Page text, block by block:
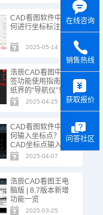
CAD看图软件中如
何进行坐标标注？
2025-05-14
浩辰CAD看图中书
签功能使用指南 | 图
纸界的“导航仪”！
2025-04-25
CAD看图软件中如
何输入坐标点？
CAD坐标点输入技
巧
2025-04-07
浩辰CAD看图王电
脑版 | 8.7版本新增
功能一览
2025-03-25
在线咨询
销售热线
获取报价
问答社区